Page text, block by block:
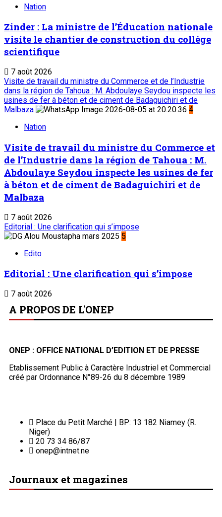
Nation
Zinder : La ministre de l’Éducation nationale
visite le chantier de construction du collège
scientifique
7 août 2026
Visite de travail du ministre du Commerce et de l’Industrie
dans la région de Tahoua : M. Abdoulaye Seydou inspecte les
usines de fer à béton et de ciment de Badaguichiri et de
Malbaza
4
Nation
Visite de travail du ministre du Commerce et
de l’Industrie dans la région de Tahoua : M.
Abdoulaye Seydou inspecte les usines de fer
à béton et de ciment de Badaguichiri et de
Malbaza
7 août 2026
Editorial : Une clarification qui s’impose
5
Edito
Editorial : Une clarification qui s’impose
7 août 2026
A PROPOS DE L'ONEP
ONEP : OFFICE NATIONAL D’EDITION ET DE PRESSE
Etablissement Public à Caractère Industriel et Commercial
créé par Ordonnance N°89-26 du 8 décembre 1989
Place du Petit Marché | BP: 13 182 Niamey (R.
Niger)
20 73 34 86/87
onep@intnet.ne
Journaux et magazines